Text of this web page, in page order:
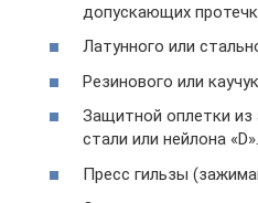
допускающих
Латунного или
Резинового или
Защитной оплетки
стали или нейлона «D».
Пресс гильзы